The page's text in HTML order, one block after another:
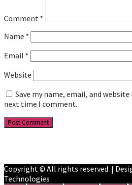
Comment *
Name *
Email *
Website
Save my name, email, and
next time I comment.
Copyright © All rights reserved. |
Technologies